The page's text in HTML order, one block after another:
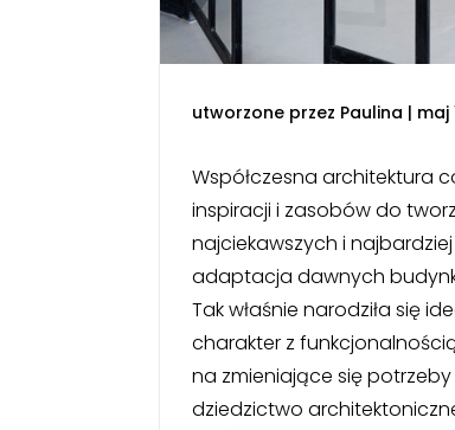
utworzone przez Paulina | maj
Współczesna architektura
inspiracji i zasobów do
najciekawszych i
adaptacja dawnych
Tak właśnie narodziła się
charakter z
na zmieniające się
dziedzictwo